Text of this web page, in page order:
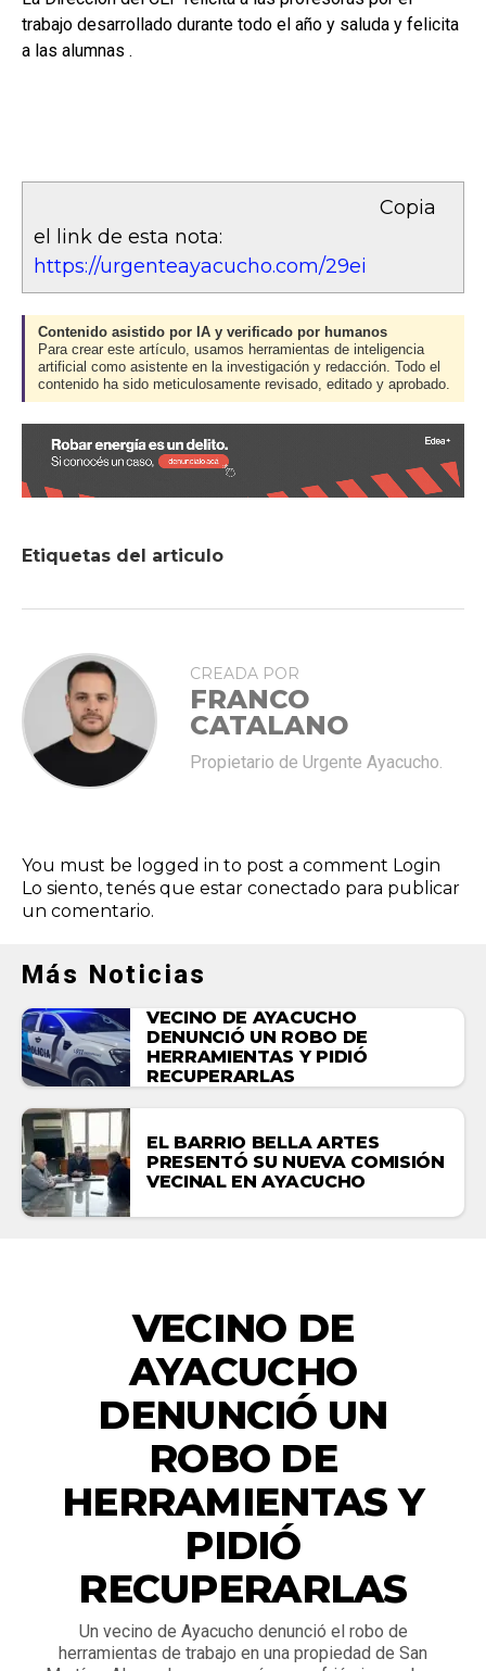
trabajo desarrollado durante todo el año y saluda y felicita
a las alumnas .
Copia
el link de esta nota:
https://urgenteayacucho.com/29ei
Contenido asistido por IA y verificado por humanos
Para crear este artículo, usamos herramientas de inteligencia
artificial como asistente en la investigación y redacción. Todo el
contenido ha sido meticulosamente revisado, editado y aprobado.
Etiquetas del articulo
CREADA POR
FRANCO
CATALANO
Propietario de Urgente Ayacucho.
You must be logged in to post a comment Login
Lo siento, tenés que estar conectado para publicar
un comentario.
Más Noticias
VECINO DE AYACUCHO
DENUNCIÓ UN ROBO DE
HERRAMIENTAS Y PIDIÓ
RECUPERARLAS
EL BARRIO BELLA ARTES
PRESENTÓ SU NUEVA COMISIÓN
VECINAL EN AYACUCHO
VECINO DE
AYACUCHO
DENUNCIÓ UN
ROBO DE
HERRAMIENTAS Y
PIDIÓ
RECUPERARLAS
Un vecino de Ayacucho denunció el robo de
herramientas de trabajo en una propiedad de San